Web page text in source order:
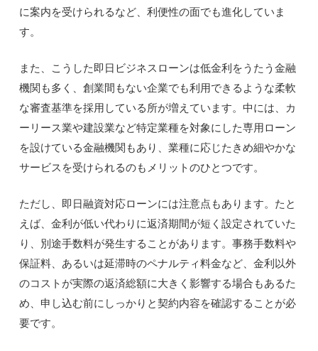
に案内を受けられるなど、利便性の面でも進化していま
す。
また、こうした即日ビジネスローンは低金利をうたう金融
機関も多く、創業間もない企業でも利用できるような柔軟
な審査基準を採用している所が増えています。中には、カ
ーリース業や建設業など特定業種を対象にした専用ローン
を設けている金融機関もあり、業種に応じたきめ細やかな
サービスを受けられるのもメリットのひとつです。
ただし、即日融資対応ローンには注意点もあります。たと
えば、金利が低い代わりに返済期間が短く設定されていた
り、別途手数料が発生することがあります。事務手数料や
保証料、あるいは延滞時のペナルティ料金など、金利以外
のコストが実際の返済総額に大きく影響する場合もあるた
め、申し込む前にしっかりと契約内容を確認することが必
要です。